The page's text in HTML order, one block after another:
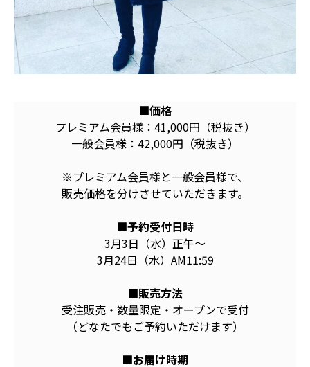
■価格
プレミアム会員様：41,000円（税抜き）
一般会員様：42,000円（税抜き）
※プレミアム会員様と一般会員様で、
販売価格を分けさせていただきます。
■予約受付日時
3月3日（水）正午〜
3月24日（水）AM11:59
■販売方法
受注販売・数量限定・オープンで受付
（どなたでもご予約いただけます）
■お届け時期